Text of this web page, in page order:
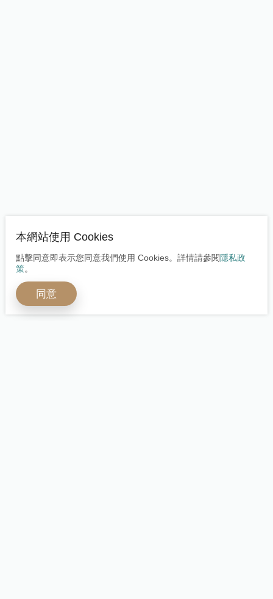
本網站使用 Cookies
點擊同意即表示您同意我們使用 Cookies。詳情請參閱隱私政
策。
同意